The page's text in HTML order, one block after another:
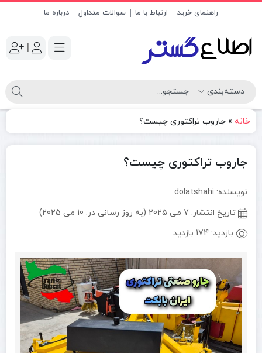
راهنمای خرید ارتباط با ما سوالات متداول درباره ما
|
خانه » جاروب تراکتوری چیست؟
جاروب تراکتوری چیست؟
نویسنده: dolatshahi
تاریخ انتشار: 7 می 2025 (به روز رسانی در: 10 می 2025)
بازدید: 174 بازدید